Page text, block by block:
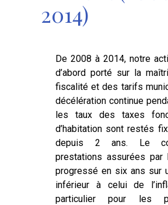
2014)
De 2008 à 2014, notre
d’abord porté sur la
fiscalité et des tarifs
décélération continue
les taux des taxes
d’habitation sont restés
depuis 2 ans. Le
prestations assurées par
progressé en six ans sur
inférieur à celui de
particulier pour les